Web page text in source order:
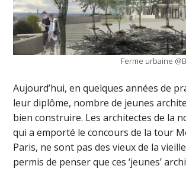
Ferme urbaine
Aujourd’hui, en quelques années de
leur diplôme, nombre de jeunes
bien construire. Les architectes de la
qui a emporté le concours de la tour
Paris, ne sont pas des vieux de la
permis de penser que ces ‘jeunes’